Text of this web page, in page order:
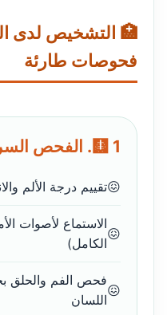
🏥 التشخيص لدى
فحوصات طارئة
🩻 1. الفحص السريري الطارئ
تقييم درجة الألم
الاستماع لأصوات
الكامل)
فحص الفم والحلق
اللسان